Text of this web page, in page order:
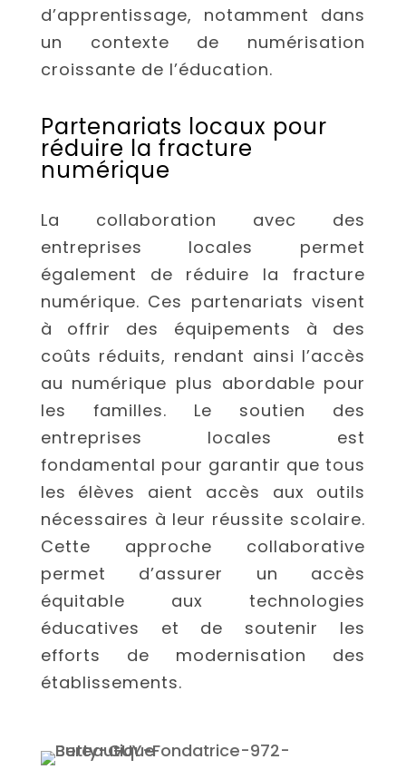
d’apprentissage, notamment dans
un contexte de numérisation
croissante de l’éducation.
Partenariats locaux pour
réduire la fracture
numérique
La collaboration avec des
entreprises locales permet
également de réduire la fracture
numérique. Ces partenariats visent
à offrir des équipements à des
coûts réduits, rendant ainsi l’accès
au numérique plus abordable pour
les familles. Le soutien des
entreprises locales est
fondamental pour garantir que tous
les élèves aient accès aux outils
nécessaires à leur réussite scolaire.
Cette approche collaborative
permet d’assurer un accès
équitable aux technologies
éducatives et de soutenir les
efforts de modernisation des
établissements.